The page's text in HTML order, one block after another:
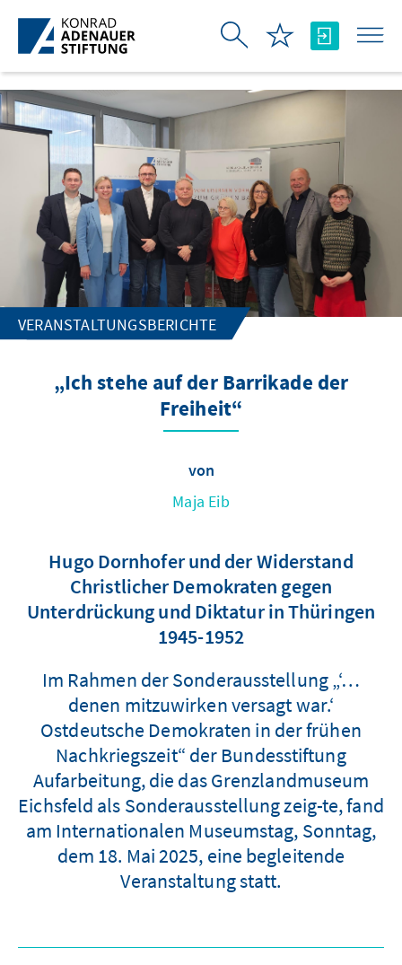
Zum Hauptinhalt springen
VERANSTALTUNGSBERICHTE
„Ich stehe auf der Barrikade der
Freiheit“
von
Maja Eib
Hugo Dornhofer und der Widerstand
Christlicher Demokraten gegen
Unterdrückung und Diktatur in Thüringen
1945-1952
Im Rahmen der Sonderausstellung „‘…
denen mitzuwirken versagt war.‘
Ostdeutsche Demokraten in der frühen
Nachkriegszeit“ der Bundesstiftung
Aufarbeitung, die das Grenzlandmuseum
Eichsfeld als Sonderausstellung zeig-te, fand
am Internationalen Museumstag, Sonntag,
dem 18. Mai 2025, eine begleitende
Veranstaltung statt.